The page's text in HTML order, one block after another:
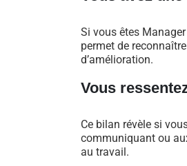
Si vous êtes
permet de
d’amélioration.
Vous
Ce bilan révèle si
communiquant ou
au travail.